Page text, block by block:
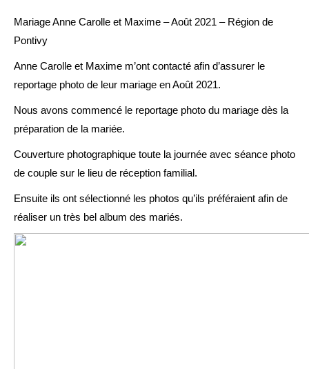
Mariage Anne Carolle et Maxime – Août 2021 – Région de
Pontivy
Anne Carolle et Maxime m’ont contacté afin d’assurer le
reportage photo de leur mariage en Août 2021.
Nous avons commencé le reportage photo du mariage dès la
préparation de la mariée.
Couverture photographique toute la journée avec séance photo
de couple sur le lieu de réception familial.
Ensuite ils ont sélectionné les photos qu’ils préféraient afin de
réaliser un très bel album des mariés.